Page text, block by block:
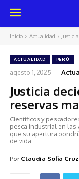
Inicio Actualidad
ACTUALIDAD PERÚ
agosto 1, 2025
Justicia
reservas
Científicos y
pesca industrial en las
que su apertura
de vida
Por Claudia Sofia